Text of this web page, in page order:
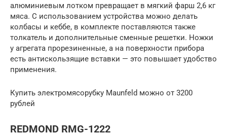
алюминиевым лотком превращает в мягкий фарш 2,6 кг
мяса. С использованием устройства можно делать
колбасы и кеббе, в комплекте поставляются также
толкатель и дополнительные сменные решетки. Ножки
у агрегата прорезиненные, а на поверхности прибора
есть антискользящие вставки — это повышает удобство
применения.
Купить электромясорубку Maunfeld можно от 3200
рублей
REDMOND RMG-1222